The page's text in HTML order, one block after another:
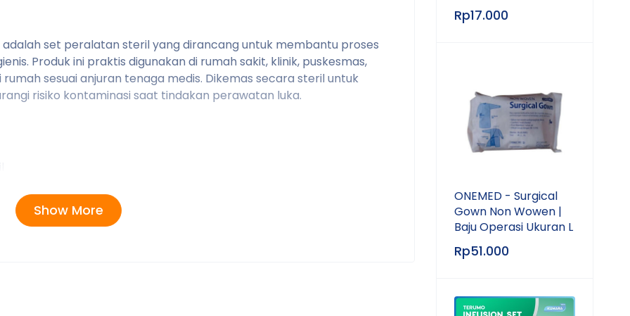
adalah set peralatan steril yang dirancang untuk membantu proses
Produk ini praktis digunakan di rumah sakit, klinik, puskesmas,
sesuai anjuran tenaga medis. Dikemas secara steril untuk
risiko kontaminasi saat tindakan perawatan luka.
tetap higienis
Show More
Rp17.000
ONEMED - Surgical
Gown Non Wowen |
Baju Operasi Ukuran L
Rp51.000